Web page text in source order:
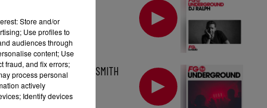
MIX : CHRISTIAN SMITH
Store and/or
Use profiles to
audiences through
content; Use
fraud, and fix errors;
process personal
actively
Identify devices